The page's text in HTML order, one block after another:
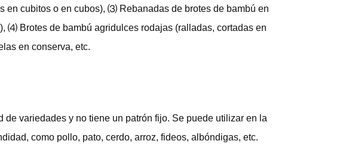
en cubitos o en cubos), ⑶ Rebanadas de brotes de bambú en
⑷ Brotes de bambú agridulces rodajas (ralladas, cortadas en
en conserva, etc.
variedades y no tiene un patrón fijo. Se puede utilizar en la
como pollo, pato, cerdo, arroz, fideos, albóndigas, etc.